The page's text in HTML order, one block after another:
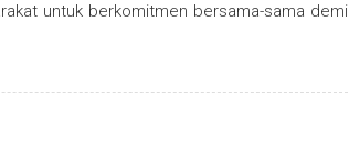
untuk berkomitmen bersama-sama demi